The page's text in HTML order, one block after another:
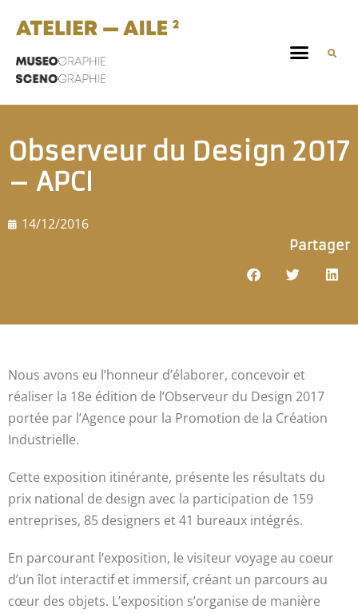
Observeur du Design 2017
– APCI
14/12/2016
Partager
Nous avons eu l’honneur d’élaborer, concevoir et
réaliser la 18e édition de l’Observeur du Design 2017
portée par l’Agence pour la Promotion de la Création
Industrielle.
Cette exposition itinérante, présente les résultats du
prix national de design avec la participation de 159
entreprises, 85 designers et 41 bureaux intégrés.
En parcourant l’exposition, le visiteur voyage au coeur
d’un îlot interactif et immersif, créant un parcours au
cœur des objets. L’exposition s’organise de manière